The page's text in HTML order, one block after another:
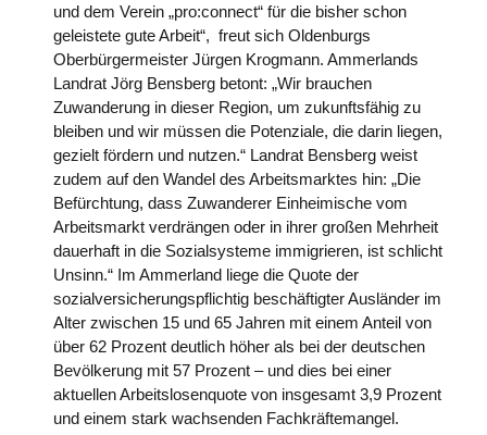
und dem Verein „pro:connect“ für die bisher schon
geleistete gute Arbeit“, freut sich Oldenburgs
Oberbürgermeister Jürgen Krogmann. Ammerlands
Landrat Jörg Bensberg betont: „Wir brauchen
Zuwanderung in dieser Region, um zukunftsfähig zu
bleiben und wir müssen die Potenziale, die darin liegen,
gezielt fördern und nutzen.“ Landrat Bensberg weist
zudem auf den Wandel des Arbeitsmarktes hin: „Die
Befürchtung, dass Zuwanderer Einheimische vom
Arbeitsmarkt verdrängen oder in ihrer großen Mehrheit
dauerhaft in die Sozialsysteme immigrieren, ist schlicht
Unsinn.“ Im Ammerland liege die Quote der
sozialversicherungspflichtig beschäftigter Ausländer im
Alter zwischen 15 und 65 Jahren mit einem Anteil von
über 62 Prozent deutlich höher als bei der deutschen
Bevölkerung mit 57 Prozent – und dies bei einer
aktuellen Arbeitslosenquote von insgesamt 3,9 Prozent
und einem stark wachsenden Fachkräftemangel.